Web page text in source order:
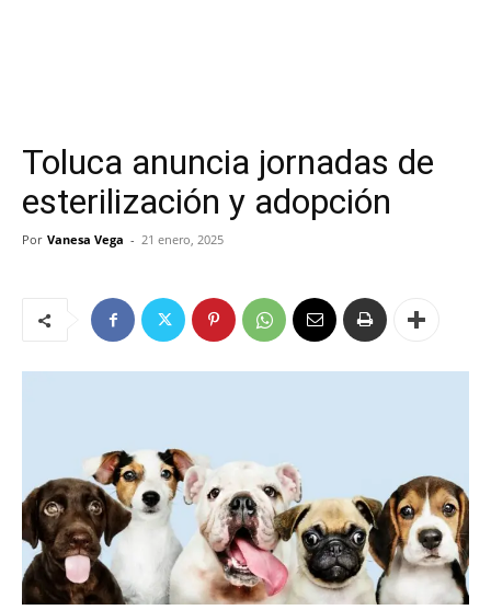
Toluca anuncia jornadas de
esterilización y adopción
Por Vanesa Vega - 21 enero, 2025